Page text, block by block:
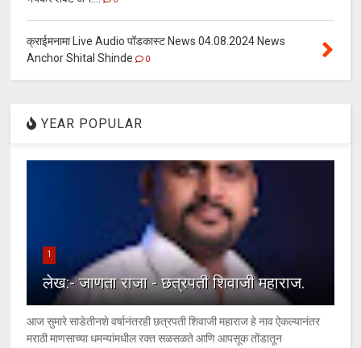
क्राईमनामा Live Audio पॉडकास्ट News 04.08.2024 News
Anchor Shital Shinde
0
YEAR POPULAR
1
लेख:- जाणता राजा - छत्रपती शिवाजी महाराज.
आज सुमारे साडेतीनशे वर्षानंतरही छत्रपती शिवाजी महाराज हे नाव ऐकल्यानंतर
मराठी माणसाच्या धमन्यांमधील रक्त सळसळते आणि आपसूक तोंडातून